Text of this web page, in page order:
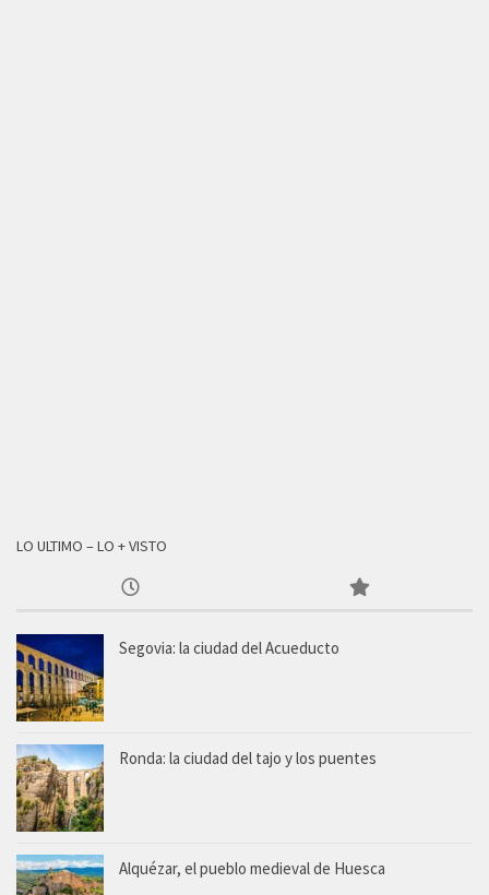
LO ULTIMO – LO + VISTO
Segovia: la ciudad del Acueducto
Ronda: la ciudad del tajo y los puentes
Alquézar, el pueblo medieval de Huesca